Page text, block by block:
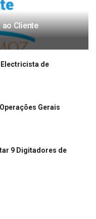
ao Cliente
Electricista de
Gerais
9 Digitadores de